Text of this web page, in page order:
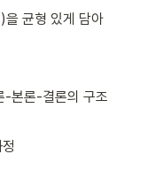
을 균형 있게 담아
-본론-결론의 구조